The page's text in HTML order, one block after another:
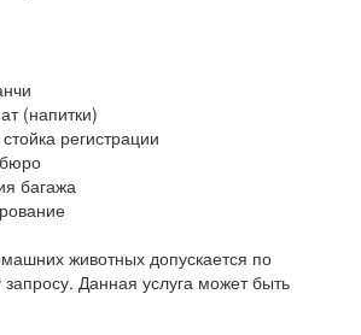
(напитки)
регистрации
багажа
животных допускается по
Данная услуга может быть